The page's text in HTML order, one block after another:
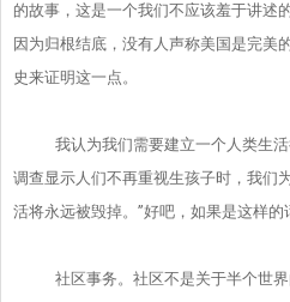
的故事， 这是一个我们不应该羞于讲述
因为归根结底， 没有人声称美国是完美
史来证明这一点。
我认为我们需要建立一个人类生
调查显示人们不再重视生孩子时，我们
活将永远被毁掉。”好吧， 如果是这样的
社区事务。社区不是关于半个世